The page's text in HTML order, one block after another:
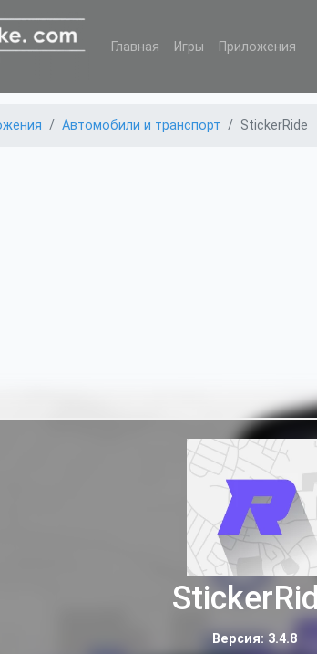
Главная Игры Приложения
Автомобили и транспорт StickerRide
Версия: 3.4.8